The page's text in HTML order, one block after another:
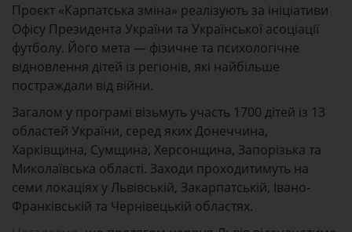
Проєкт «Карпатська зміна» реалізують за ініціативи
Офісу Президента України та Української асоціації
футболу. Його мета — фізичне та психологічне
відновлення дітей із регіонів, які найбільше
постраждали від війни.
Загалом у програмі візьмуть участь 1700 дітей із 13
областей України, серед яких Донеччина,
Харківщина, Сумщина, Херсонщина, Запорізька та
Миколаївська області. Заходи проходитимуть на
семи локаціях у Львівській, Закарпатській, Івано-
Франківській та Чернівецькій областях.